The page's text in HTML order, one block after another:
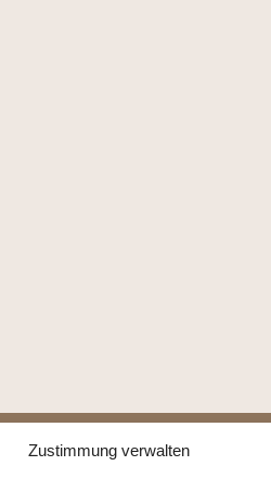
Zustimmung verwalten